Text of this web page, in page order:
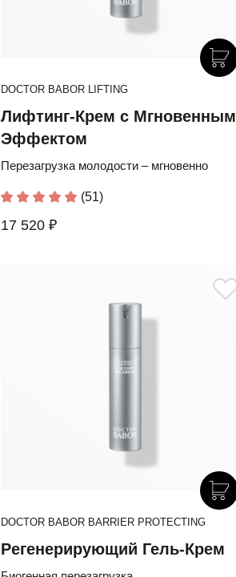
DOCTOR BABOR LIFTING
Лифтинг-Крем с Мгновенным
Эффектом
Перезагрузка молодости – мгновенно
(51)
17 520 ₽
DOCTOR BABOR BARRIER PROTECTING
Регенерирующий Гель-Крем